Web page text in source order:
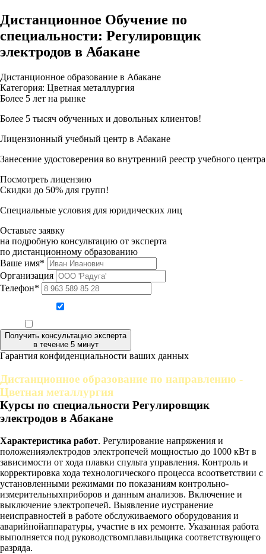
Дистанционное Обучение по
специальности: Регулировщик
электродов в Абакане
Дистанционное образование в Абакане
Категория: Цветная металлургия
Более 5 лет на рынке
Более 5 тысяч обученных и довольных клиентов!
Лицензионный учебный центр в Абакане
Занесение удостоверения во внутренний реестр учебного центра
Посмотреть лицензию
Скидки до 50% для групп!
Специальные условия для юридических лиц
Оставьте заявку
на подробную консультацию от эксперта
по дистанционному образованию
Ваше имя*
Организация
Телефон*
Получить консультацию эксперта
в течение 5 минут
Гарантия конфиденциальности ваших данных
Дистанционное образование по направлению -
Цветная металлургия
Курсы по специальности Регулировщик
электродов в Абакане
Характеристика работ. Регулирование напряжения и
положенияэлектродов электропечей мощностью до 1000 кВт в
зависимости от хода плавки спульта управления. Контроль и
корректировка хода технологического процесса всоответствии с
установленными режимами по показаниям контрольно-
измерительныхприборов и данным анализов. Включение и
выключение электропечей. Выявление иустранение
неисправностей в работе обслуживаемого оборудования и
аварийнойаппаратуры, участие в их ремонте. Указанная работа
выполняется под руководствомплавильщика соответствующего
разряда.